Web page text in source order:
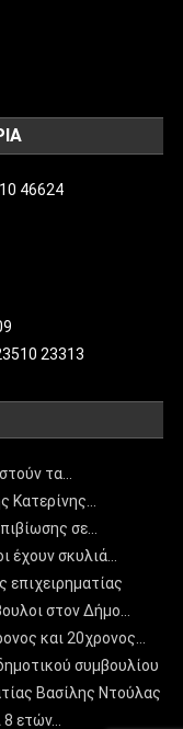
46624
23313
τα…
Κατερίνης…
σε…
έχουν σκυλιά…
επιχειρηματίας
στον Δήμο…
και 20χρονος…
συμβουλίου
Βασίλης Ντούλας
ετών…